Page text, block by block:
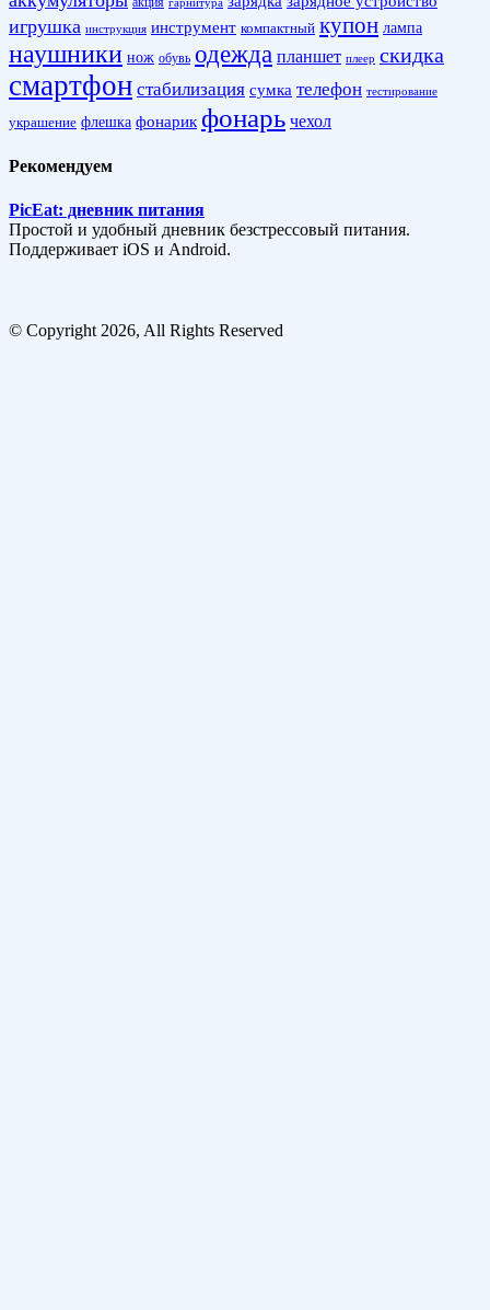
гарнитура
игрушка инструкция инструмент компактный купон лампа
наушники нож обувь одежда планшет плеер скидка
смартфон стабилизация сумка телефон тестирование
украшение флешка фонарик фонарь чехол
Рекомендуем
PicEat: дневник питания
Простой и удобный дневник безстрессовый питания.
Поддерживает iOS и Android.
© Copyright 2026, All Rights Reserved